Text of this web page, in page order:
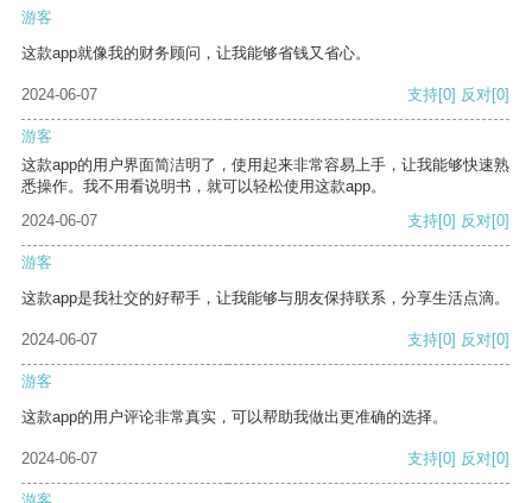
游客
这款app就像我的财务顾问，让我能够省钱又省心。
2024-06-07 支持[0] 反对[0]
游客
这款app的用户界面简洁明了，使用起来非常容易上手，让我能够快速熟
悉操作。我不用看说明书，就可以轻松使用这款app。
2024-06-07
支持[0] 反对[0]
游客
这款app是我社交的好帮手，让我能够与朋友保持联系，分享生活点滴。
2024-06-07 支持[0] 反对[0]
游客
这款app的用户评论非常真实，可以帮助我做出更准确的选择。
2024-06-07 支持[0] 反对[0]